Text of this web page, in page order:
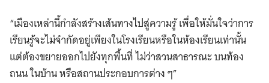
“เมืองเหล่านี้กำลังสร้างเส้นทางไปสู่ความรู้ เพื่อให้มั่นใจว่าการ
เรียนรู้จะไม่จำกัดอยู่เพียงในโรงเรียนหรือในห้องเรียนเท่านั้น
แต่ต้องขยายออกไปยังทุกพื้นที่ ไม่ว่าสวนสาธารณะ บนท้อง
ถนน ในบ้าน หรือสถานประกอบการต่าง ๆ”